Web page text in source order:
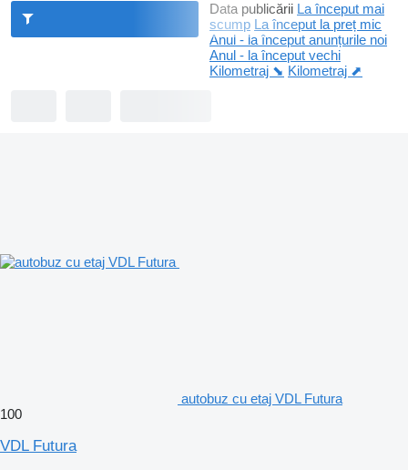
Data publicării La început mai
scump La început la preț mic
Anul - la început anunțurile noi
Anul - la început vechi
Kilometraj ⬊ Kilometraj ⬈
autobuz cu etaj VDL Futura
100
VDL Futura